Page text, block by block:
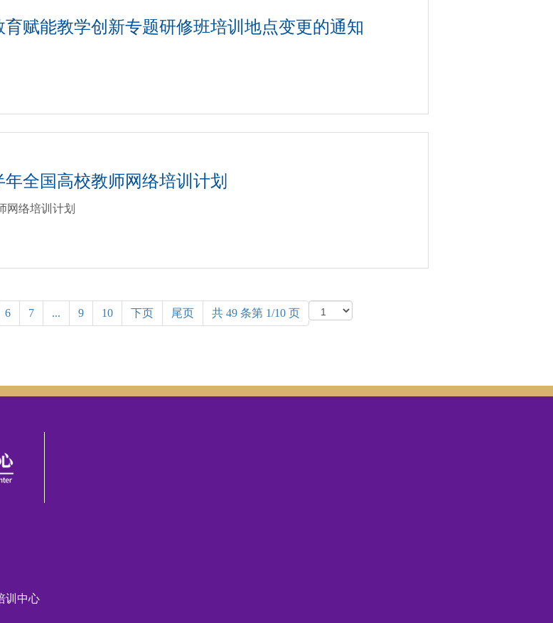
育赋能教学创新专题研修班培训地点变更的通知
年全国高校教师网络培训计划
网络培训计划
6 7 ... 9 10 下页 尾页 共 49 条第 1/10 页
训中心